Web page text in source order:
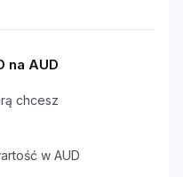
na AUD
chcesz
w AUD